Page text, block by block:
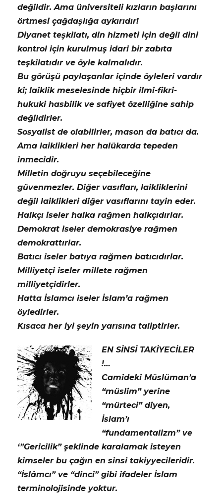
değildir. Ama üniversiteli kızların başlarını
örtmesi çağdaşlığa aykırıdır!
Diyanet teşkilatı, din hizmeti için değil dini
kontrol için kurulmuş idari bir zabıta
teşkilatıdır ve öyle kalmalıdır.
Bu görüşü paylaşanlar içinde öyleleri vardır
ki; laiklik meselesinde hiçbir ilmi-fikri-
hukuki hasbilik ve safiyet özelliğine sahip
değildirler.
Sosyalist de olabilirler, mason da batıcı da.
Ama laiklikleri her halükarda tepeden
inmecidir.
Milletin doğruyu seçebileceğine
güvenmezler. Diğer vasıfları, laikliklerini
değil laiklikleri diğer vasıflarını tayin eder.
Halkçı iseler halka rağmen halkçıdırlar.
Demokrat iseler demokrasiye rağmen
demokrattırlar.
Batıcı iseler batıya rağmen batıcıdırlar.
Milliyetçi iseler millete rağmen
milliyetçidirler.
Hatta İslamcı iseler İslam’a rağmen
öyledirler.
Kısaca her iyi şeyin yarısına taliptirler.
EN SİNSİ TAKİYECİLER
!…
Camideki Müslüman’a
“müslim” yerine
“mürteci” diyen,
İslam’ı
“fundamentalizm” ve
‘”Gericilik” şeklinde karalamak isteyen
kimseler bu çağın en sinsi takiyyecileridir.
“İslâmcı” ve “dinci” gibi ifadeler İslam
terminolojisinde yoktur.